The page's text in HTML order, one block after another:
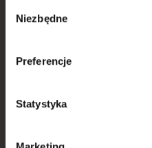
zgody
Niezbędne
Preferencje
Statystyka